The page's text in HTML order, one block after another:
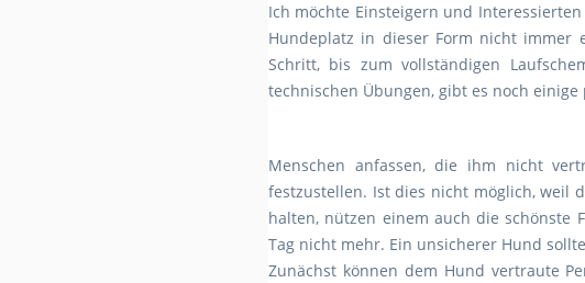
Ich möchte Einsteigern und
Hundeplatz in dieser Form nicht immer
Schritt, bis zum vollständigen
technischen Übungen, gibt es noch
Menschen anfassen, die ihm nicht
festzustellen. Ist dies nicht möglich, weil
halten, nützen einem auch die schönste
Tag nicht mehr. Ein unsicherer Hund
Zunächst können dem Hund vertraute